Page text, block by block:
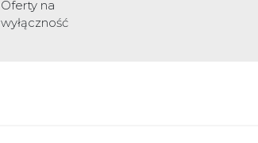
Oferty na
wyłączność